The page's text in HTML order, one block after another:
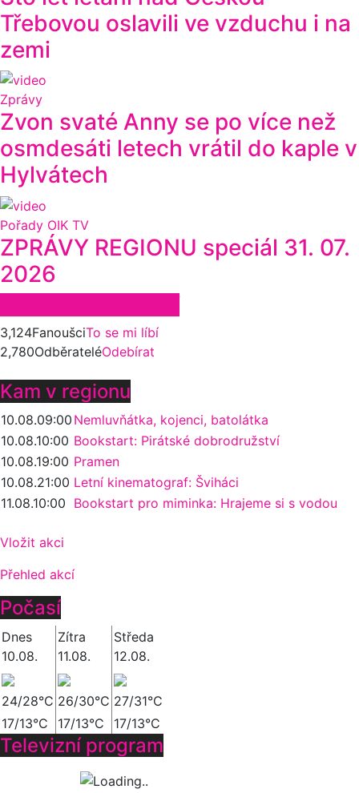
Třebovou oslavili ve vzduchu i na
zemi
Zprávy
Zvon svaté Anny se po více než
osmdesáti letech vrátil do kaple v
Hylvátech
Pořady OIK TV
ZPRÁVY REGIONU speciál 31. 07.
2026
3,124FanoušciTo se mi líbí
2,780OdběrateléOdebírat
Kam v regionu
10.08.09:00 Nemluvňátka, kojenci, batolátka
10.08.10:00 Bookstart: Pirátské dobrodružství
10.08.19:00 Pramen
10.08.21:00 Letní kinematograf: Šviháci
11.08.10:00 Bookstart pro miminka: Hrajeme si s vodou
Vložit akci
Přehled akcí
Počasí
Dnes
10.08.
Zítra
11.08.
Středa
12.08.
24/28°C 26/30°C 27/31°C
17/13°C
17/13°C 17/13°C
Televizní program